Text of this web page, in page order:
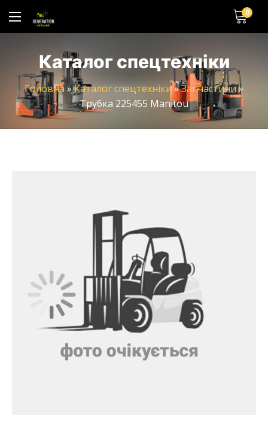
0
Каталог спецтехніки
Головна»Каталог спецтехніки»Запчастини»
Трубка 225455 Manitou